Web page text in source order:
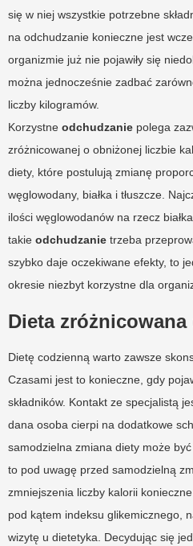
się w niej wszystkie potrzebne
na odchudzanie konieczne jest
organizmie już nie pojawiły się
można jednocześnie zadbać
liczby kilogramów.
Korzystne odchudzanie polega
zróżnicowanej o obniżonej liczbie
diety, które postulują zmianę
węglowodany, białka i tłuszcze.
ilości węglowodanów na rzecz
takie odchudzanie trzeba
szybko daje oczekiwane efekty, to
okresie niezbyt korzystne dla
Dieta
Dietę codzienną warto zawsze
Czasami jest to konieczne, gdy
składników. Kontakt ze specjalistą
dana osoba cierpi na dodatkowe
samodzielna zmiana diety może
to pod uwagę przed samodzielną
zmniejszenia liczby kalorii
pod kątem indeksu glikemicznego,
wizytę u dietetyka. Decydując się